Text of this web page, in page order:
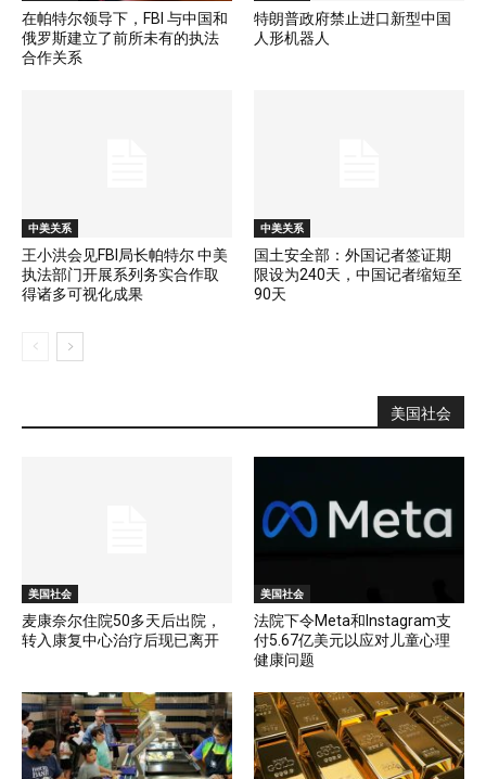
在帕特尔领导下，FBI 与中国和
俄罗斯建立了前所未有的执法
合作关系
特朗普政府禁止进口新型中国
人形机器人
中美关系
王小洪会见FBI局长帕特尔 中美
执法部门开展系列务实合作取
得诸多可视化成果
中美关系
国土安全部：外国记者签证期
限设为240天，中国记者缩短至
90天
美国社会
美国社会
麦康奈尔住院50多天后出院，
转入康复中心治疗后现已离开
美国社会
法院下令Meta和Instagram支
付5.67亿美元以应对儿童心理
健康问题